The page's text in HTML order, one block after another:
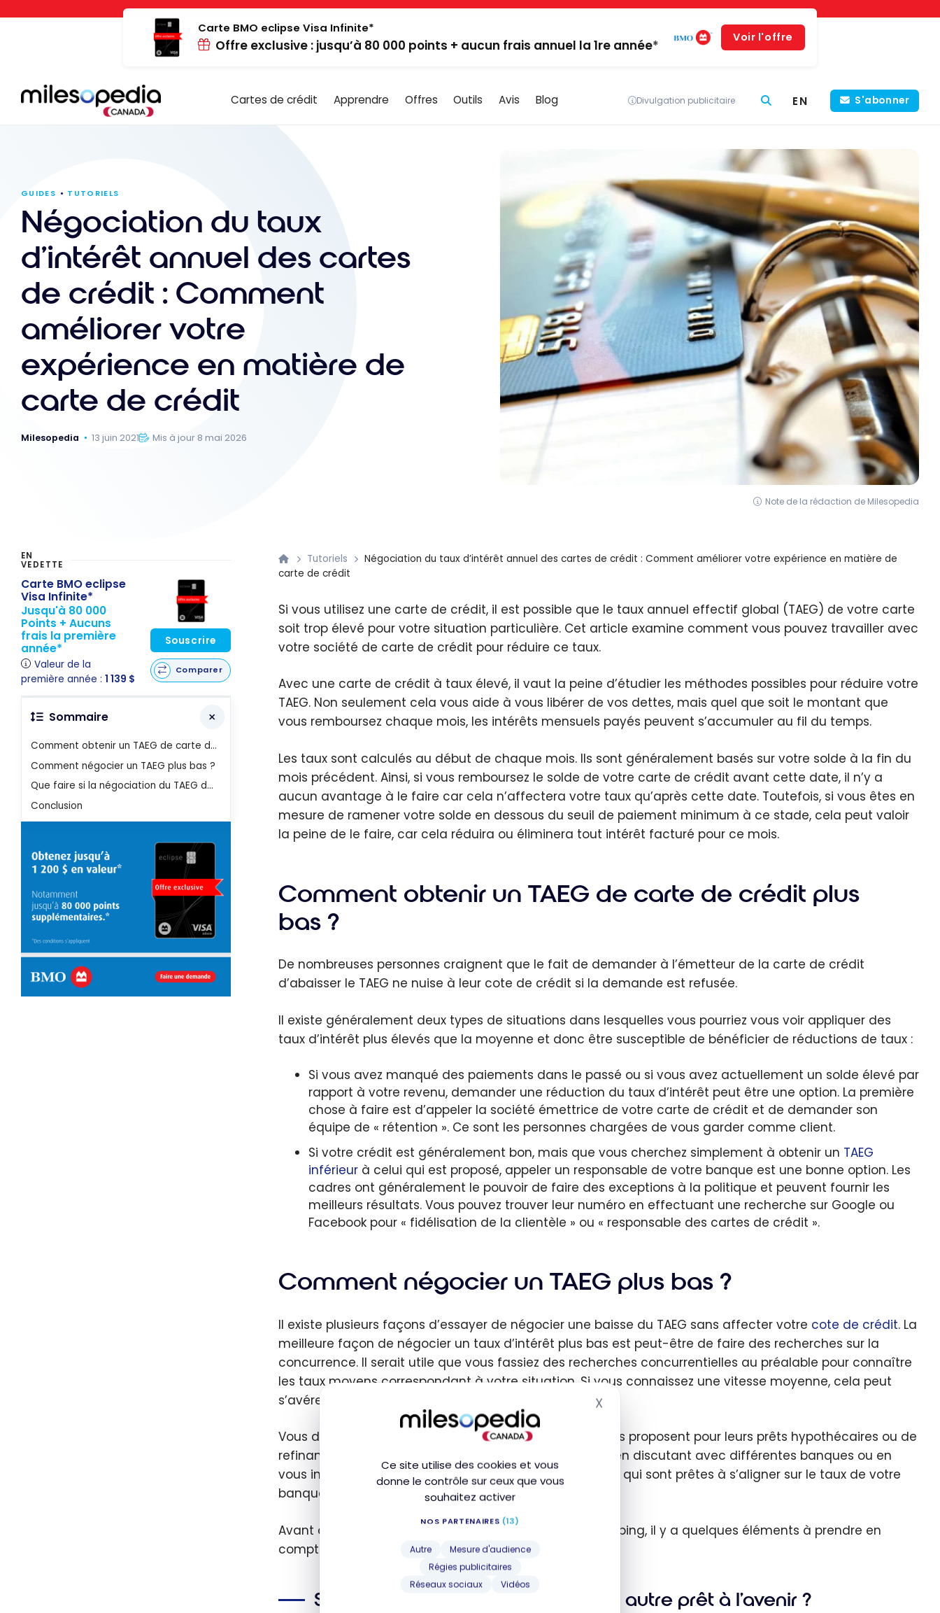
Panneau de gestion des cookies
Ce site utilise des cookies et vous
donne le contrôle sur ceux que vous
souhaitez activer
NOS PARTENAIRES (13)
Autre
Mesure d'audience
Régies publicitaires
Réseaux sociaux
Vidéos
XMasquer le bandeau des cookies
Carte BMO eclipse Visa Infinite*
Offre exclusive : jusqu’à 80 000 points + aucun frais annuel la 1re année*
Voir l'offre
Cartes de crédit Apprendre Offres Outils Avis Blog Divulgation publicitaire EN S'abonner
GUIDES TUTORIELS
Négociation du taux
d’intérêt annuel des cartes
de crédit : Comment
améliorer votre
expérience en matière de
carte de crédit
Milesopedia 13 juin 2021 Mis à jour 8 mai 2026
Note de la rédaction de Milesopedia
Tutoriels
Négociation du taux d’intérêt annuel des cartes de crédit : Comment améliorer votre expérience en matière de
carte de crédit
Si vous utilisez une carte de crédit, il est possible que le taux annuel effectif global (TAEG) de votre carte
soit trop élevé pour votre situation particulière. Cet article examine comment vous pouvez travailler avec
votre société de carte de crédit pour réduire ce taux.
Avec une carte de crédit à taux élevé, il vaut la peine d’étudier les méthodes possibles pour réduire votre
TAEG. Non seulement cela vous aide à vous libérer de vos dettes, mais quel que soit le montant que
vous remboursez chaque mois, les intérêts mensuels payés peuvent s’accumuler au fil du temps.
Les taux sont calculés au début de chaque mois. Ils sont généralement basés sur votre solde à la fin du
mois précédent. Ainsi, si vous remboursez le solde de votre carte de crédit avant cette date, il n’y a
aucun avantage à le faire car cela n’affectera votre taux qu’après cette date. Toutefois, si vous êtes en
mesure de ramener votre solde en dessous du seuil de paiement minimum à ce stade, cela peut valoir
la peine de le faire, car cela réduira ou éliminera tout intérêt facturé pour ce mois.
Comment obtenir un TAEG de carte de crédit plus
bas ?
De nombreuses personnes craignent que le fait de demander à l’émetteur de la carte de crédit
d’abaisser le TAEG ne nuise à leur cote de crédit si la demande est refusée.
Il existe généralement deux types de situations dans lesquelles vous pourriez vous voir appliquer des
taux d’intérêt plus élevés que la moyenne et donc être susceptible de bénéficier de réductions de taux :
Si vous avez manqué des paiements dans le passé ou si vous avez actuellement un solde élevé par
rapport à votre revenu, demander une réduction du taux d’intérêt peut être une option. La première
chose à faire est d’appeler la société émettrice de votre carte de crédit et de demander son
équipe de « rétention ». Ce sont les personnes chargées de vous garder comme client.
Si votre crédit est généralement bon, mais que vous cherchez simplement à obtenir un TAEG
inférieurà celui qui est proposé, appeler un responsable de votre banque est une bonne option. Les
cadres ont généralement le pouvoir de faire des exceptions à la politique et peuvent fournir les
meilleurs résultats. Vous pouvez trouver leur numéro en effectuant une recherche sur Google ou
Facebook pour « fidélisation de la clientèle » ou « responsable des cartes de crédit ».
Comment négocier un TAEG plus bas ?
Il existe plusieurs façons d’essayer de négocier une baisse du TAEG sans affecter votre cote de crédit. La
meilleure façon de négocier un taux d’intérêt plus bas est peut-être de faire des recherches sur la
concurrence. Il serait utile que vous fassiez des recherches concurrentielles au préalable pour connaître
les taux moyens correspondant à votre situation. Si vous connaissez une vitesse moyenne, cela peut
s’avérer utile dans vos négociations.
Vous devez également savoir ce que les autres banques proposent pour leurs prêts hypothécaires ou de
refinancement. Vous pouvez le faire en téléphonant et en discutant avec différentes banques ou en
vous inscrivant auprès d’institutions financières en ligne qui sont prêtes à s’aligner sur le taux de votre
banque actuelle.
Avant de vous lancer et de commencer à faire du shopping, il y a quelques éléments à prendre en
compte :
Serez-vous en mesure d'obtenir un autre prêt à l'avenir ?
EN
VEDETTE
Carte BMO eclipse
Visa Infinite*
Jusqu'à 80 000
Points + Aucuns
frais la première
année*
Valeur de la
première année : 1 139 $
Souscrire
Comparer
Sommaire
Comment obtenir un TAEG de carte de crédit plus bas ?
Comment négocier un TAEG plus bas ?
Que faire si la négociation du TAEG de votre carte de crédit échoue ?
Conclusion